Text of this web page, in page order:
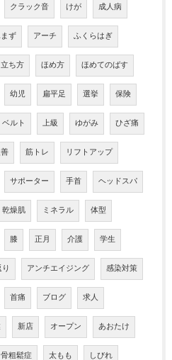
クラック音 けが 成人病
ず アーチ ふくらはぎ
立ち方 ほめ方 ほめてのばす
幼児 扁平足 選挙 保険
ベルト 上級 ゆがみ ひざ痛
筋トレ リフトアップ
サポーター 手首 ヘッドスパ
乾燥肌 ミネラル 体型
膝 正月 介護 学生
アンチエイジング 感染対策
首痛 ブログ 求人
新店 オープン あおたけ
骨粗鬆症 太もも しびれ